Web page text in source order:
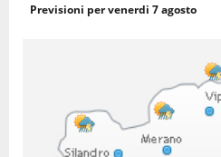
Previsioni pervenerdi 7 agosto